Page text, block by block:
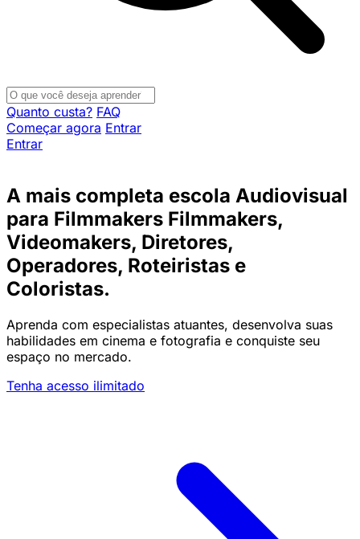
Quanto custa? FAQ
Começar agora Entrar
Entrar
A mais completa escola Audiovisual
para Filmmakers Filmmakers,
Videomakers, Diretores,
Operadores, Roteiristas e
Coloristas.
Aprenda com especialistas atuantes, desenvolva suas
habilidades em cinema e fotografia e conquiste seu
espaço no mercado.
Tenha acesso ilimitado